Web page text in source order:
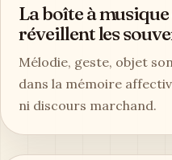
La boîte à
réveillent les
Mélodie, geste, objet
dans la mémoire
ni discours marchand.